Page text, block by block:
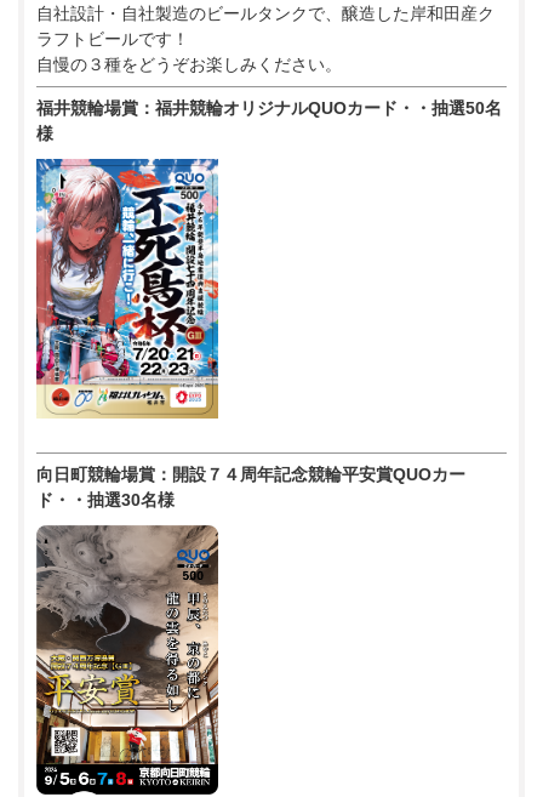
自社設計・自社製造のビールタンクで、醸造した岸和田産ク
ラフトビールです！
自慢の３種をどうぞお楽しみください。
福井競輪場賞：福井競輪オリジナルQUOカード・・抽選50名
様
向日町競輪場賞：開設７４周年記念競輪平安賞QUOカー
ド・・抽選30名様